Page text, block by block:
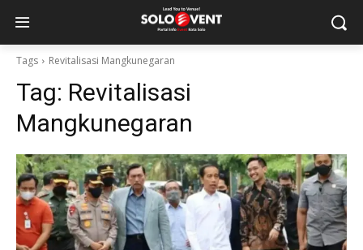
Tags Revitalisasi Mangkunegaran
Tag: Revitalisasi
Mangkunegaran